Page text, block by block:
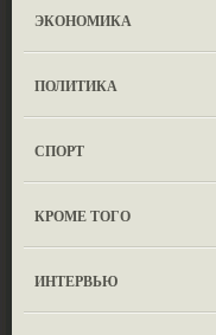
ЭКОНОМИКА
ПОЛИТИКА
СПОРТ
КРОМЕ ТОГО
ИНТЕРВЬЮ